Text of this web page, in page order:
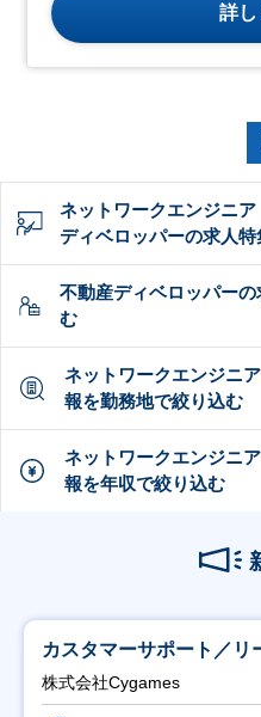
詳し
ネットワークエンジニ
ディベロッパーの求人特
不動産ディベロッパー
む
ネットワークエンジニ
報を勤務地で絞り込む
ネットワークエンジニ
報を年収で絞り込む
カスタマーサポート／リ
株式会社Cygames